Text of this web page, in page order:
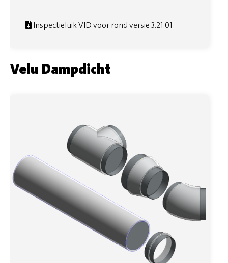
Inspectieluik VID voor rond versie 3.21.01
Velu Dampdicht